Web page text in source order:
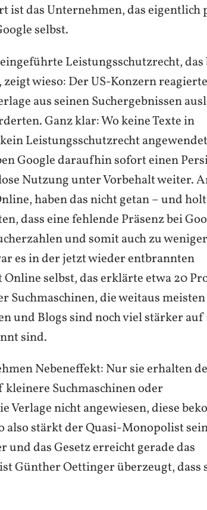
das Unternehmen, das eigentlich
selbst.
Leistungsschutzrecht, das
wieso: Der US-Konzern reagierte
aus seinen Suchergebnissen
Ganz klar: Wo keine Texte in
Leistungsschutzrecht angewendet
Google daraufhin sofort einen
Nutzung unter Vorbehalt weiter.
haben das nicht getan – und
dass eine fehlende Präsenz bei
und somit auch zu weniger
es in der jetzt wieder entbrannten
selbst, das erklärte etwa 20
Suchmaschinen, die weitaus
und Blogs sind noch viel stärker auf
sind.
Nebeneffekt: Nur sie erhalten
Suchmaschinen oder
Verlage nicht angewiesen, diese
also stärkt der Quasi-Monopolist
das Gesetz erreicht gerade das
Günther Oettinger überzeugt, dass